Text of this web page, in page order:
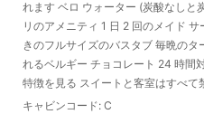
れます ベロ ウォーター (炭酸なしと
リのアメニティ 1 日 2 回のメイド
きのフルサイズのバスタブ 毎晩のタ
れるベルギー チョコレート 24 時間
特徴を見る スイートと客室はすべて
キャビンコード: C